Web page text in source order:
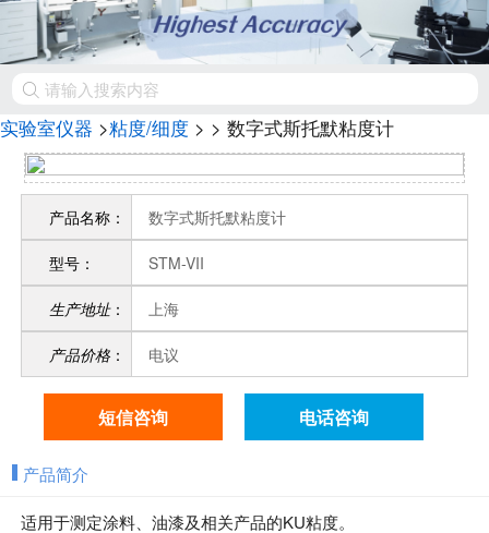
实验室仪器 >粘度/细度 > > 数字式斯托默粘度计
产品名称： 数字式斯托默粘度计
型号： STM-VII
生产地址： 上海
产品价格 ： 电议
短信咨询 电话咨询
产品简介
适用于测定涂料、油漆及相关产品的KU粘度。